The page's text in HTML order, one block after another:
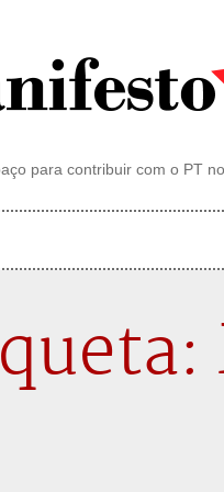
para contribuir com o PT